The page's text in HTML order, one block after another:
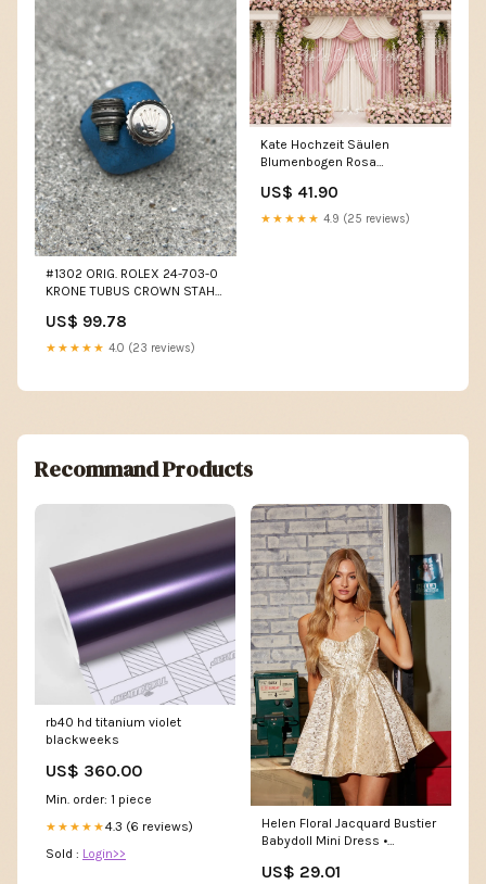
#1302 ORIG. ROLEX 24-703-0
KRONE TUBUS CROWN STAHL
SUBMARINER imported eBay
US$ 99.78
★★★★★ 4.0 (23 reviews)
Kate Hochzeit Säulen
Blumenbogen Rosa
Patty Roberts Ziegelstein
US$ 41.90
★★★★★ 4.9 (25 reviews)
Recommand Products
rb40 hd titanium violet
blackweeks
US$ 360.00
Min. order: 1 piece
★★★★★4.3 (6 reviews)
Sold : Login>>
Helen Floral Jacquard Bustier
Babydoll Mini Dress •
Champagne / M
US$ 29.01